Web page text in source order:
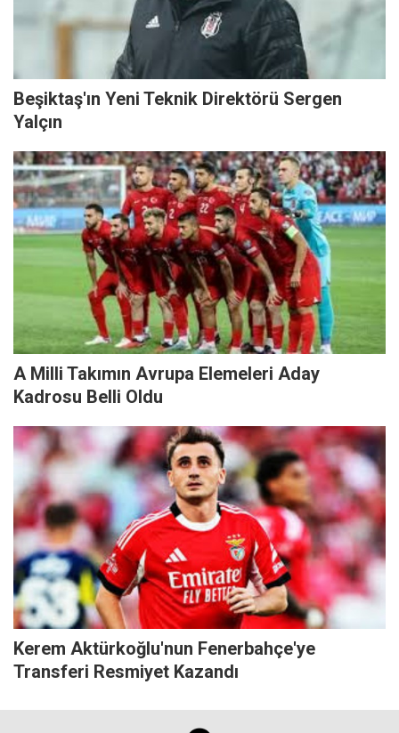
Beşiktaş'ın Yeni Teknik Direktörü Sergen
Yalçın
A Milli Takımın Avrupa Elemeleri Aday
Kadrosu Belli Oldu
Kerem Aktürkoğlu'nun Fenerbahçe'ye
Transferi Resmiyet Kazandı